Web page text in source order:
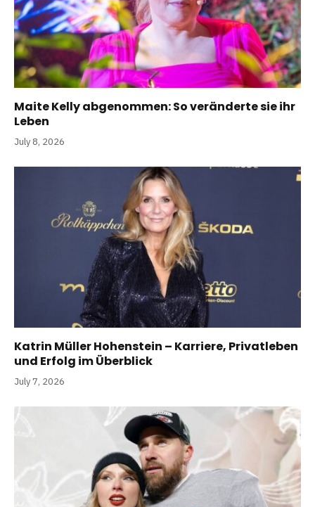
Maite Kelly abgenommen: So veränderte sie ihr
Leben
July 8, 2026
Katrin Müller Hohenstein – Karriere, Privatleben
und Erfolg im Überblick
July 7, 2026